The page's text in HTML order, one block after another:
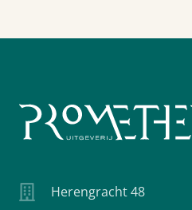
Herengracht 48